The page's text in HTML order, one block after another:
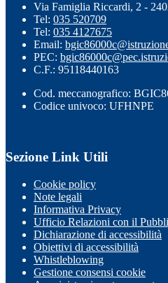
Via Famiglia Riccardi, 2 -
Tel: 035 520709
Tel: 035 4127675
Email:
PEC:
C.F.: 95118440163
Cod. meccanografico:
Codice univoco: UFHNPE
Sezione Link Utili
Cookie policy
Note legali
Informativa Privacy
Ufficio Relazioni con il
Dichiarazione di accessibilità
Obiettivi di accessibilità
Whistleblowing
Gestione consensi cookie